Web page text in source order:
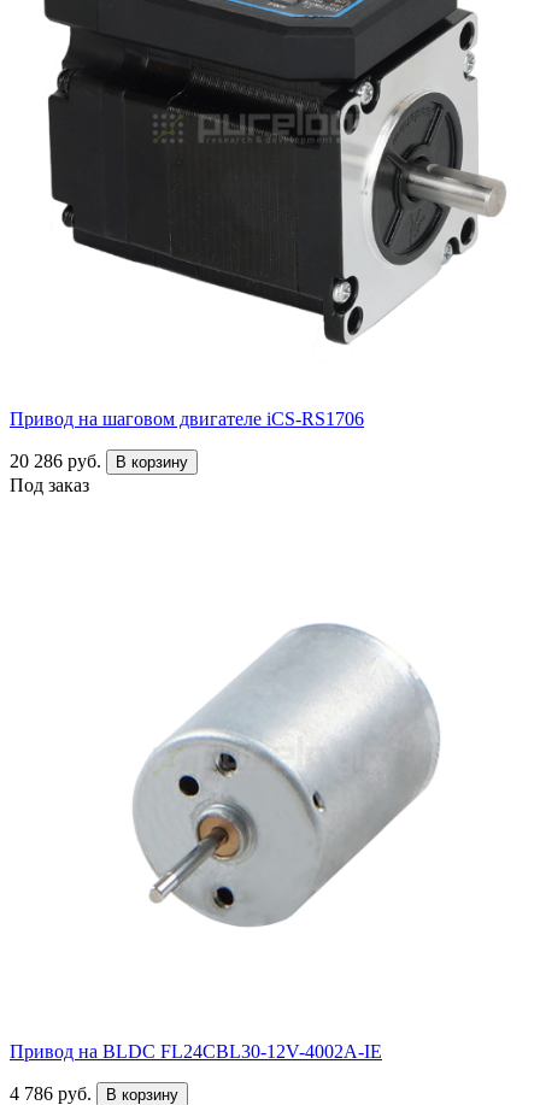
Привод на шаговом двигателе iCS-RS1706
20 286 руб. В корзину
Под заказ
Привод на BLDC FL24CBL30-12V-4002A-IE
4 786 руб. В корзину